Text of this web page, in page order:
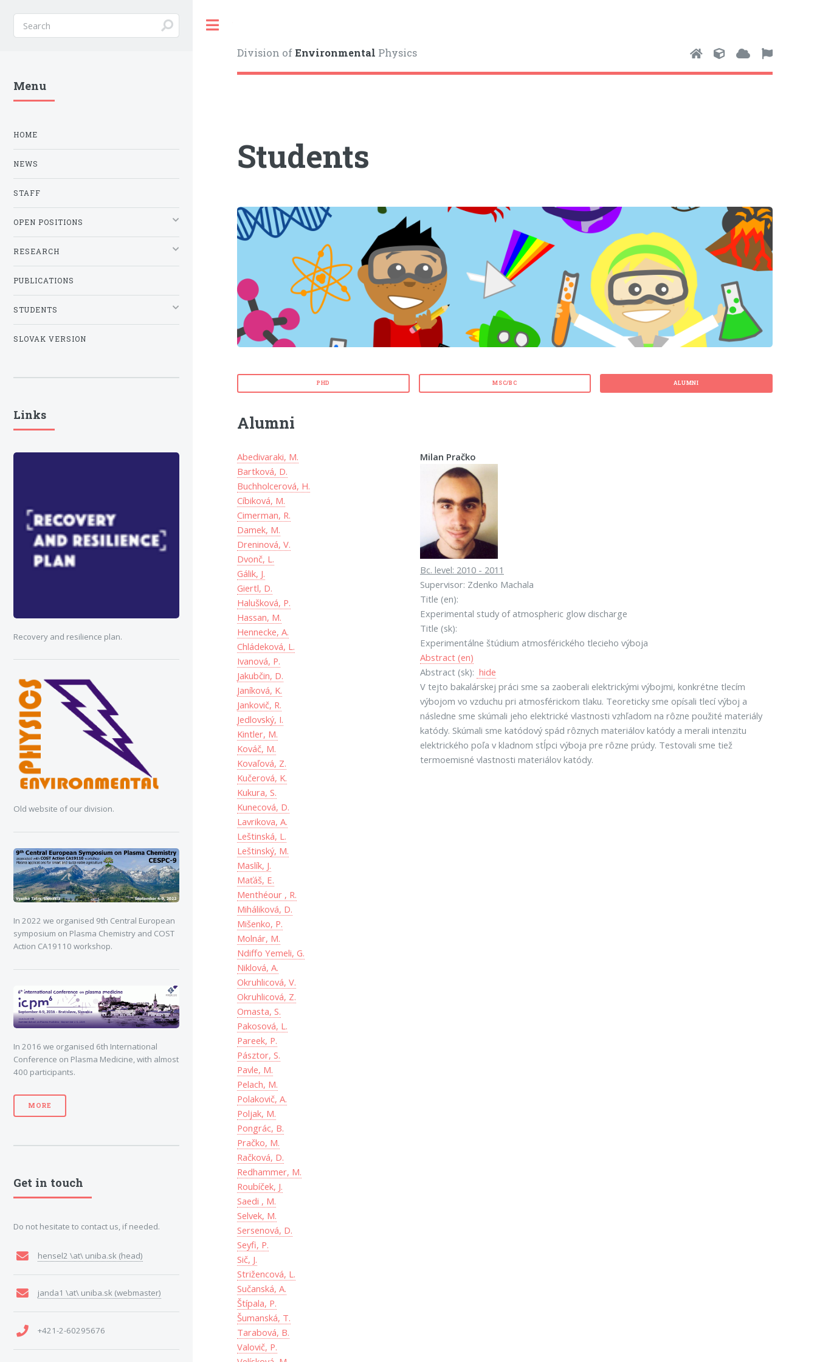
Division of Environmental Physics
Students
PHD MSC/BC ALUMNI
Alumni
Abedivaraki, M.
Bartková, D.
Buchholcerová, H.
Cíbiková, M.
Cimerman, R.
Damek, M.
Dreninová, V.
Dvonč, L.
Gálik, J.
Giertl, D.
Halušková, P.
Hassan, M.
Hennecke, A.
Chládeková, L.
Ivanová, P.
Jakubčin, D.
Janíková, K.
Jankovič, R.
Jedlovský, I.
Kintler, M.
Kováč, M.
Kovaľová, Z.
Kučerová, K.
Kukura, S.
Kunecová, D.
Lavrikova, A.
Leštinská, L.
Leštinský, M.
Maslík, J.
Maťáš, E.
Menthéour , R.
Miháliková, D.
Mišenko, P.
Molnár, M.
Ndiffo Yemeli, G.
Niklová, A.
Okruhlicová, V.
Okruhlicová, Z.
Omasta, S.
Pakosová, L.
Pareek, P.
Pásztor, S.
Pavle, M.
Pelach, M.
Polakovič, A.
Poljak, M.
Pongrác, B.
Pračko, M.
Račková, D.
Redhammer, M.
Roubíček, J.
Saedi , M.
Selvek, M.
Sersenová, D.
Seyfi, P.
Sič, J.
Strižencová, L.
Sučanská, A.
Štípala, P.
Šumanská, T.
Tarabová, B.
Valovič, P.
Milan Pračko
Bc. level: 2010 - 2011
Supervisor: Zdenko Machala
Title (en):
Experimental study of atmospheric glow discharge
Title (sk):
Experimentálne štúdium atmosférického tlecieho výboja
Abstract (en)
Abstract (sk): hide
V tejto bakalárskej práci sme sa zaoberali elektrickými výbojmi, konkrétne tlecím
výbojom vo vzduchu pri atmosférickom tlaku. Teoreticky sme opísali tlecí výboj a
následne sme skúmali jeho elektrické vlastnosti vzhľadom na rôzne použité materiály
katódy. Skúmali sme katódový spád rôznych materiálov katódy a merali intenzitu
elektrického poľa v kladnom stĺpci výboja pre rôzne prúdy. Testovali sme tiež
termoemisné vlastnosti materiálov katódy.
Menu
HOME
NEWS
STAFF
OPEN POSITIONS
RESEARCH
PUBLICATIONS
STUDENTS
SLOVAK VERSION
Links
Recovery and resilience plan.
Old website of our division.
In 2022 we organised 9th Central European
symposium on Plasma Chemistry and COST
Action CA19110 workshop.
In 2016 we organised 6th International
Conference on Plasma Medicine, with almost
400 participants.
MORE
Get in touch
Do not hesitate to contact us, if needed.
hensel2 \at\ uniba.sk (head)
janda1 \at\ uniba.sk (webmaster)
+421-2-60295676